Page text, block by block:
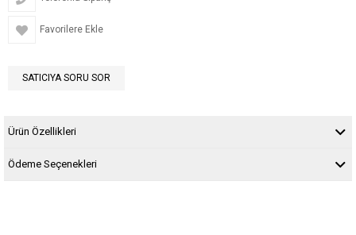
Favorilere Ekle
SATICIYA SORU SOR
Ürün Özellikleri
Ödeme Seçenekleri